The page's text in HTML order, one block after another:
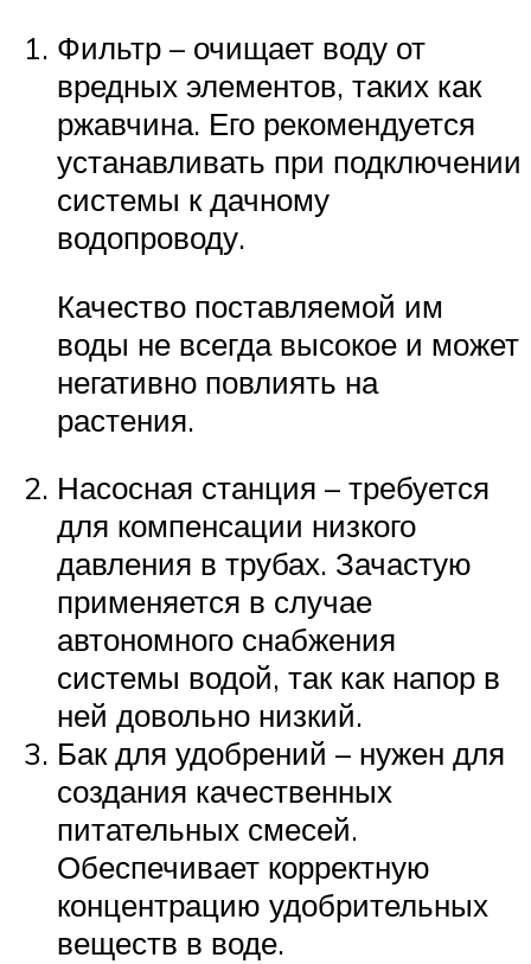
Фильтр – очищает воду от
вредных элементов, таких как
ржавчина. Его рекомендуется
устанавливать при подключении
системы к дачному
водопроводу.
Качество поставляемой им
воды не всегда высокое и может
негативно повлиять на
растения.
Насосная станция – требуется
для компенсации низкого
давления в трубах. Зачастую
применяется в случае
автономного снабжения
системы водой, так как напор в
ней довольно низкий.
Бак для удобрений – нужен для
создания качественных
питательных смесей.
Обеспечивает корректную
концентрацию удобрительных
веществ в воде.